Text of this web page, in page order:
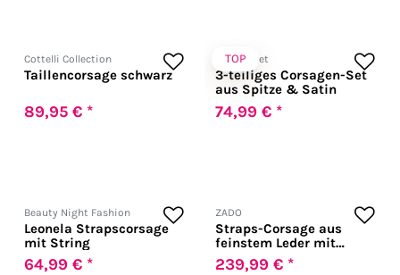
Cottelli Collection
Taillencorsage schwarz
89,95 € *
TOP
Grey Velvet
3-teiliges Corsagen-Set
aus Spitze & Satin
74,99 € *
Beauty Night Fashion
Leonela Strapscorsage
mit String
64,99 € *
ZADO
Straps-Corsage aus
feinstem Leder mit
Reißverschluss
239,99 € *